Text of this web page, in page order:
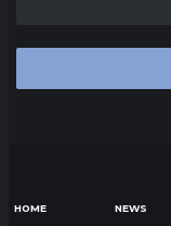
HOME NEWS